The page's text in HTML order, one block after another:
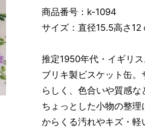
商品番号：k-1094
サイズ：直径15.5高さ12
推定1950年代・イギリ
ブリキ製ビスケット缶
らしく、色合いや質感な
ちょっとした小物の整
からくる汚れやキズ・